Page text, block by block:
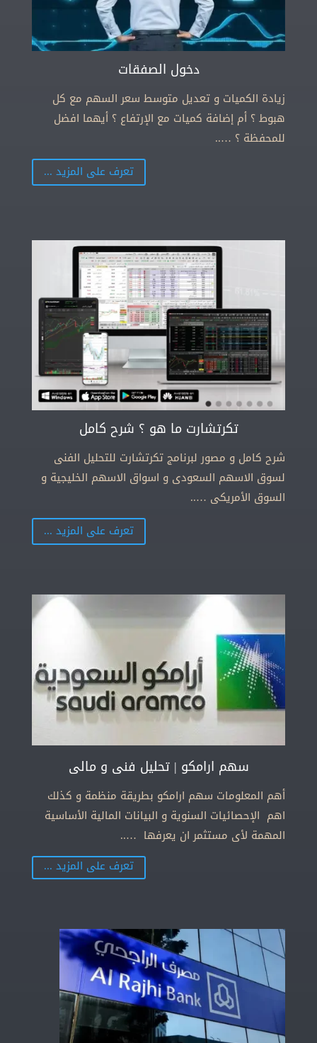
دخول الصفقات
زيادة الكميات و تعديل متوسط سعر السهم مع كل
هبوط ؟ أم إضافة كميات مع الإرتفاع ؟ أيهما افضل
للمحفظة ؟ …..
تعرف على المزيد ...
تكرتشارت ما هو ؟ شرح كامل
شرح كامل و مصور لبرنامج تكرتشارت للتحليل الفنى
لسوق الاسهم السعودى و اسواق الاسهم الخليجية و
السوق الأمريكى …..
تعرف على المزيد ...
سهم ارامكو | تحليل فنى و مالى
أهم المعلومات سهم ارامكو بطريقة منظمة و كذلك
اهم الإحصائيات السنوية و البيانات المالية الأساسية
المهمة لأى مستثمر ان يعرفها …..
تعرف على المزيد ...